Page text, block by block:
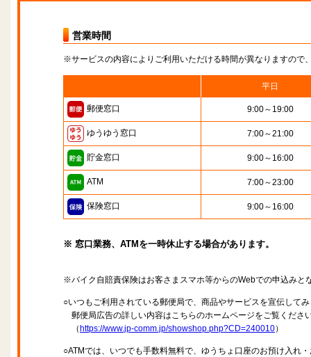
営業時間
※サービスの内容によりご利用いただける時間が異なりますので
平日
郵便窓口 9:00～19:00
ゆうゆう窓口 7:00～21:00
貯金窓口 9:00～16:00
ATM 7:00～23:00
保険窓口 9:00～16:00
※ 窓口業務、ATMを一時休止する場合があります。
※バイク自賠責保険はお客さまスマホ等からのWebでの申込みと
○いつもご利用されている郵便局で、商品やサービスを宣伝して
郵便局広告の詳しい内容はこちらのホームページをご覧くださ
（ https://www.jp-comm.jp/showshop.php?CD=240010）
○ATMでは、いつでも手数料無料で、ゆうちょ口座のお預け入れ